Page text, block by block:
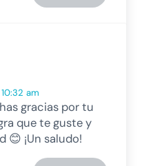
am
gracias por tu
que te guste y
😊 ¡Un saludo!